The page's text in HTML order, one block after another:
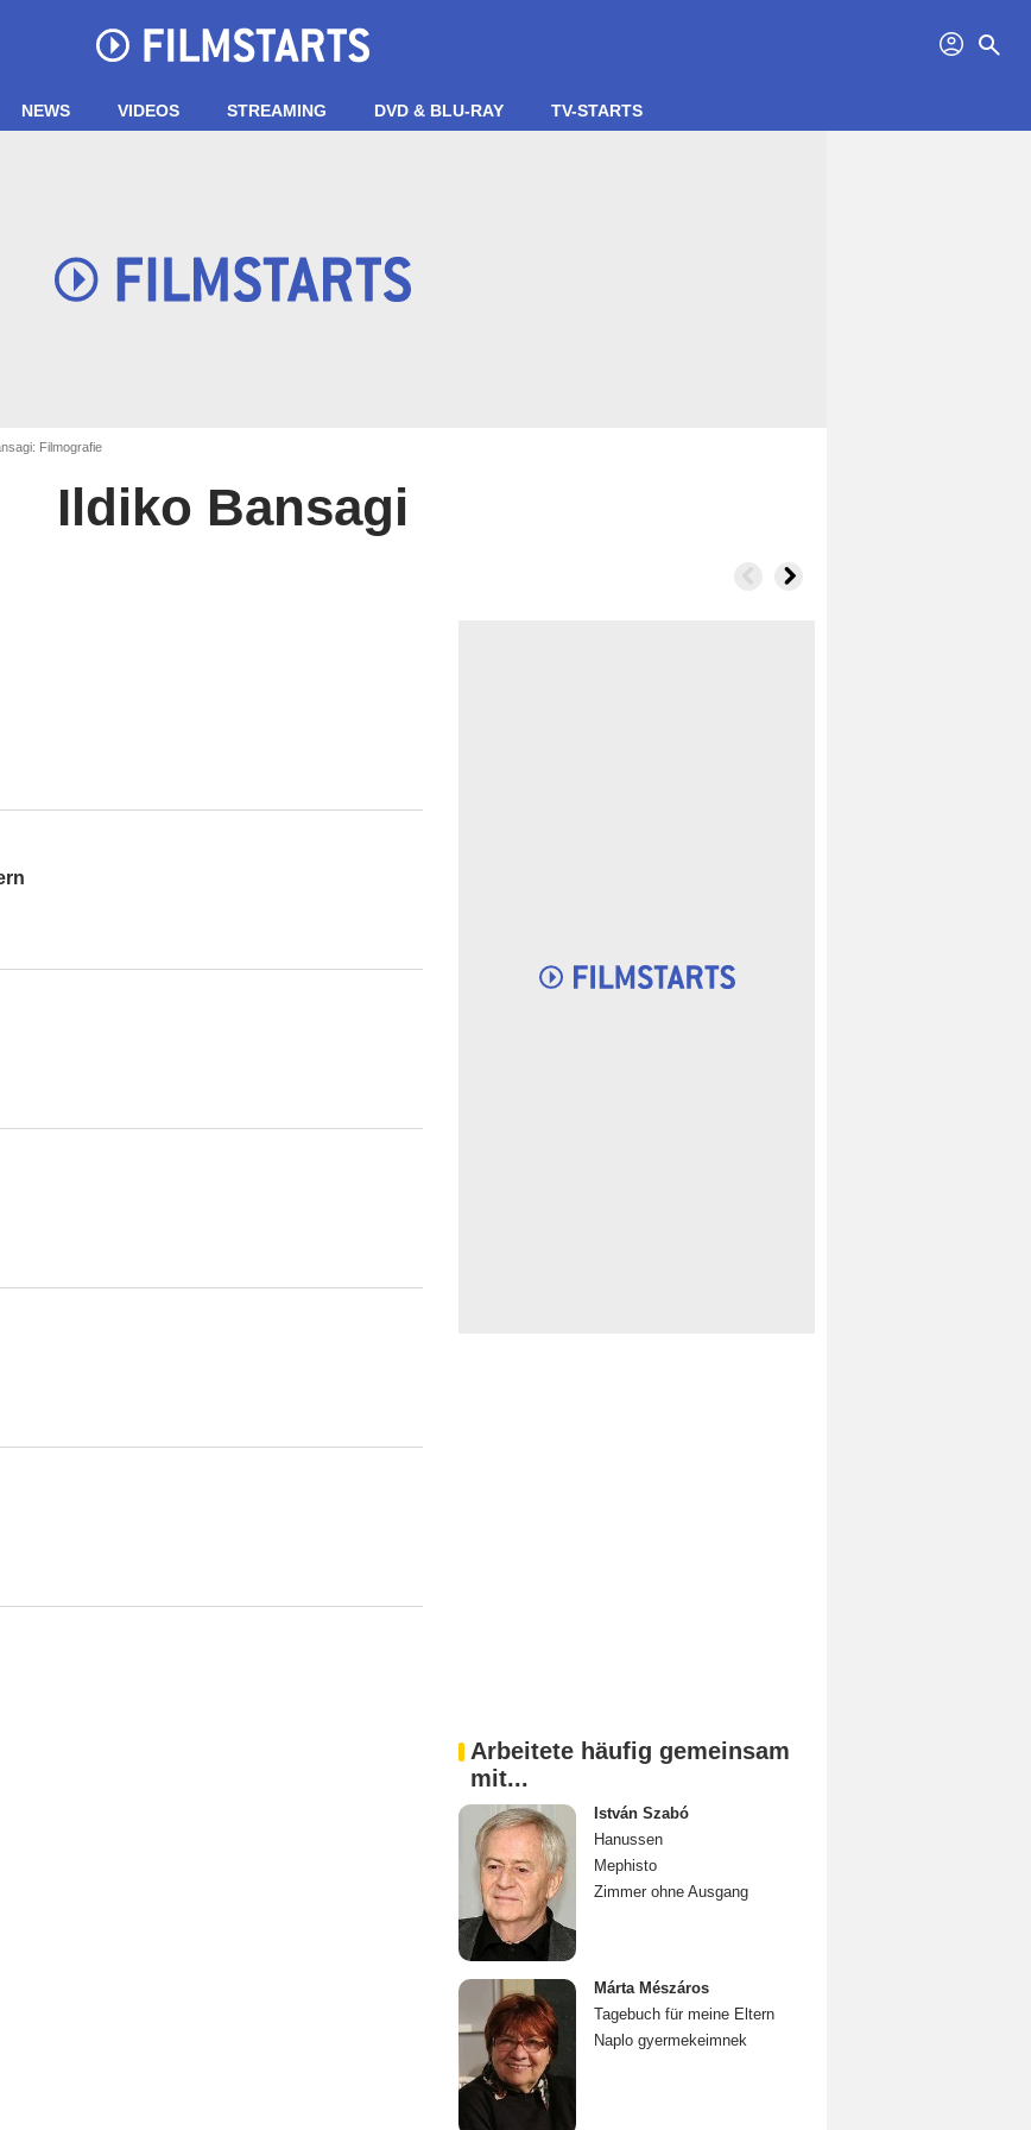
profil search
NEWS VIDEOS STREAMING DVD & BLU-RAY TV-STARTS
Filmografie
Ildiko Bansagi
Arbeitete häufig gemeinsam
mit...
István Szabó
Hanussen
Mephisto
Zimmer ohne Ausgang
Márta Mészáros
Tagebuch für meine Eltern
Naplo gyermekeimnek